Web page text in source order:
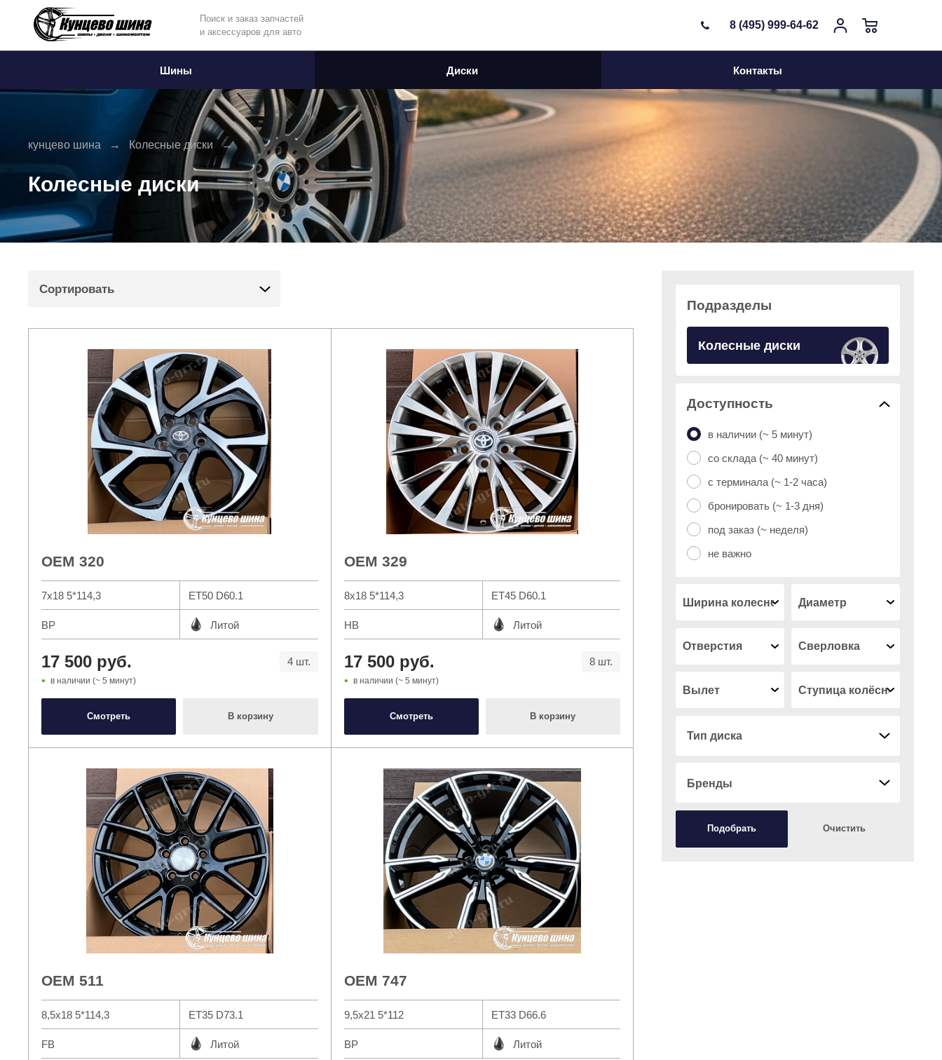
Поиск и заказ запчастей
и аксессуаров для авто
8 (495) 999-64-62
Шины Диски Контакты
кунцево шина Колесные диски
Колесные диски
Сортировать
OEM 320
7x18 5*114,3 ET50 D60.1
BP Литой
17 500 руб. 4 шт.
в наличии (~ 5 минут)
Смотреть В корзину
OEM 329
8x18 5*114,3 ET45 D60.1
HB Литой
17 500 руб. 8 шт.
в наличии (~ 5 минут)
Смотреть В корзину
OEM 511
8,5x18 5*114,3 ET35 D73.1
FB Литой
OEM 747
9,5x21 5*112 ET33 D66.6
BP Литой
Подразделы
Колесные диски
Доступность
в наличии (~ 5 минут)
со склада (~ 40 минут)
с терминала (~ 1-2 часа)
бронировать (~ 1-3 дня)
под заказ (~ неделя)
не важно
Тип диска
Бренды
Подобрать Очистить
Доступность
с терминала (~ 1-2 часа)
бронировать (~ 1-3 дня)
под заказ (~ неделя)
Тип диска
Бренды